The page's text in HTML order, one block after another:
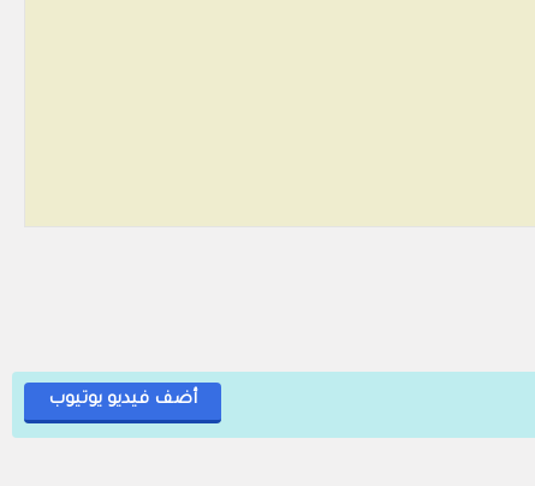
أضف فيديو يوتيوب